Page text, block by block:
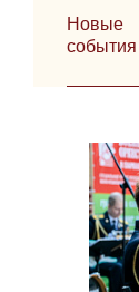
Новые
события